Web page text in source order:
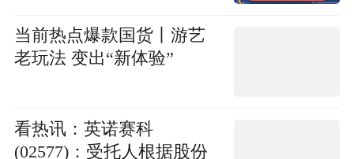
当前热点爆款国货丨游艺
老玩法 变出“新体验”
看热讯：英诺赛科
(02577)：受托人根据股份